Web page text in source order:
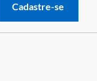
Cadastre-se